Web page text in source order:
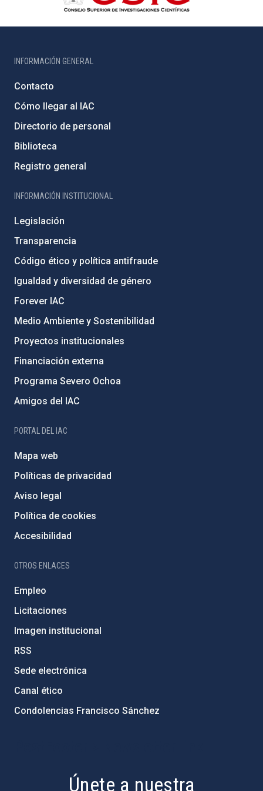
INFORMACIÓN GENERAL
Contacto
Cómo llegar al IAC
Directorio de personal
Biblioteca
Registro general
INFORMACIÓN INSTITUCIONAL
Legislación
Transparencia
Código ético y política antifraude
Igualdad y diversidad de género
Forever IAC
Medio Ambiente y Sostenibilidad
Proyectos institucionales
Financiación externa
Programa Severo Ochoa
Amigos del IAC
PORTAL DEL IAC
Mapa web
Políticas de privacidad
Aviso legal
Política de cookies
Accesibilidad
OTROS ENLACES
Empleo
Licitaciones
Imagen institucional
RSS
Sede electrónica
Canal ético
Condolencias Francisco Sánchez
Únete a nuestra